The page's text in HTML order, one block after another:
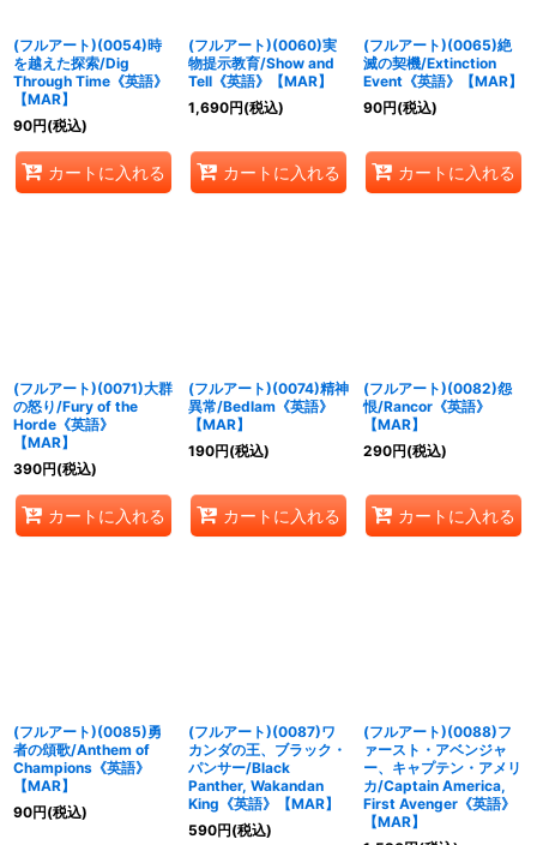
(フルアート)(0054)時
を越えた探索/Dig
Through Time《英語》
【MAR】
90円(税込)
カートに入れる
(フルアート)(0060)実
物提示教育/Show and
Tell《英語》【MAR】
1,690円(税込)
カートに入れる
(フルアート)(0065)絶
滅の契機/Extinction
Event《英語》【MAR】
90円(税込)
カートに入れる
(フルアート)(0071)大群
の怒り/Fury of the
Horde《英語》
【MAR】
390円(税込)
カートに入れる
(フルアート)(0074)精神
異常/Bedlam《英語》
【MAR】
190円(税込)
カートに入れる
(フルアート)(0082)怨
恨/Rancor《英語》
【MAR】
290円(税込)
カートに入れる
(フルアート)(0085)勇
者の頌歌/Anthem of
Champions《英語》
【MAR】
90円(税込)
(フルアート)(0087)ワ
カンダの王、ブラック・
パンサー/Black
Panther, Wakandan
King《英語》【MAR】
590円(税込)
(フルアート)(0088)フ
ァースト・アベンジャ
ー、キャプテン・アメリ
カ/Captain America,
First Avenger《英語》
【MAR】